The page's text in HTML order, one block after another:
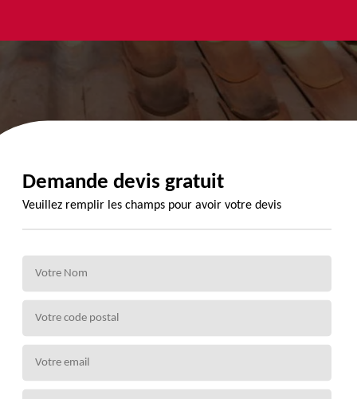
Demande devis gratuit
Veuillez remplir les champs pour avoir votre devis